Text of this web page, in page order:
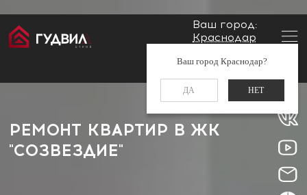
Ваш город:
Краснодар
Ваш город Краснодар?
ДА НЕТ
Заказать звонок
Главная Застройщики
РЕМОНТ КВАРТИР В ЖК
"СОЗВЕЗДИЕ"